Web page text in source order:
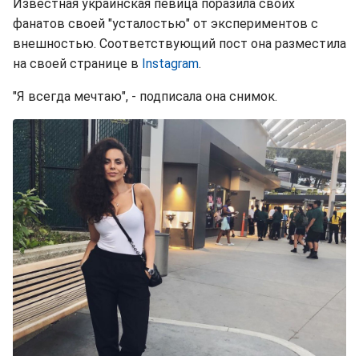
Известная украинская певица поразила своих
фанатов своей "усталостью" от экспериментов с
внешностью. Соответствующий пост она разместила
на своей странице в Instagram.
"Я всегда мечтаю", - подписала она снимок.